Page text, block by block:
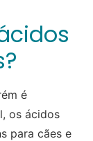
é
os ácidos
para cães e